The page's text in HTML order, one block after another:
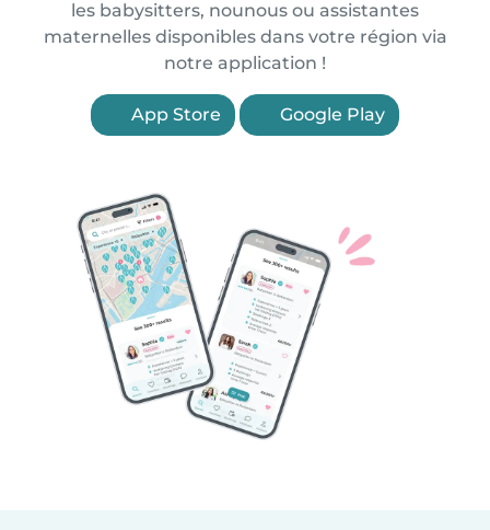
les babysitters, nounous ou assistantes
maternelles disponibles dans votre région via
notre application !
App Store Google Play